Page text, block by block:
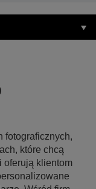
fotograficznych,
które chcą
oferują klientom